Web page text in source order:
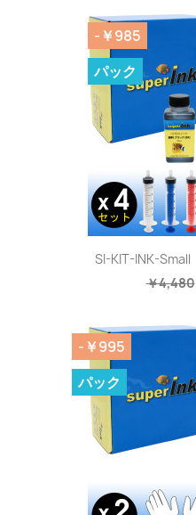
SI-KIT-INK-Small
￥4,480
-￥985
パック
-￥995
パック